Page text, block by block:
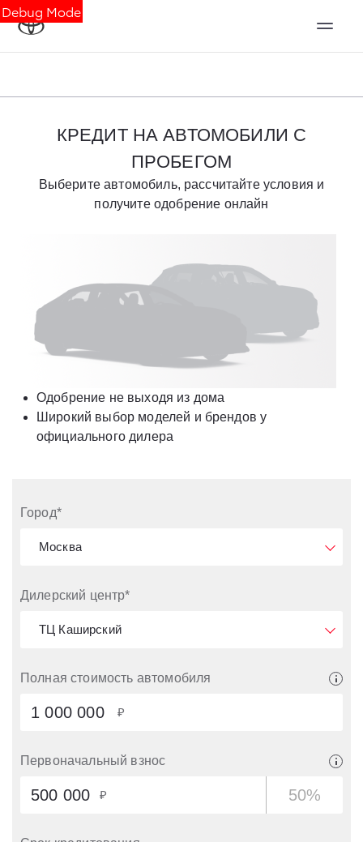
Debug Mode